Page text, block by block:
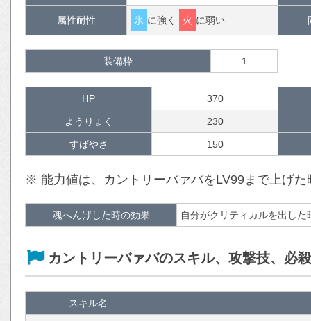
属性耐性 氷 に強く 火 に弱い
装備枠 1
HP 370
ようりょく 230
すばやさ 150
※ 能力値は、カントリーバァバをLV99まで上げ
魂へんげした時の効果 自分がクリティカルを出し
カントリーバァバのスキル、攻撃技、必
スキル名